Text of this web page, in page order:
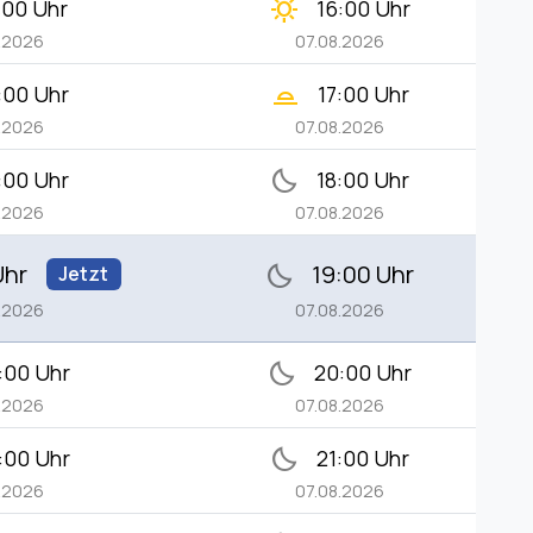
Uhr clear_day 16:00 Uhr
07.08.2026
Uhr wb_twilight_2 17:00 Uhr
07.08.2026
Uhr bedtime 18:00 Uhr
07.08.2026
Jetzt bedtime 19:00 Uhr
07.08.2026
Uhr bedtime 20:00 Uhr
07.08.2026
Uhr bedtime 21:00 Uhr
07.08.2026